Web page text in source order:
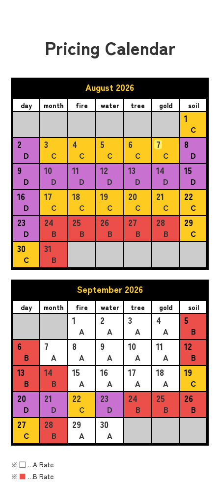
Pricing Calendar
August 2026
day month fire water tree gold soil
1
C
2
D
3
C
4
C
5
C
6
C
7
C
8
D
9
D
10
D
11
D
12
D
13
D
14
D
15
D
16
D
17
C
18
C
19
C
20
C
21
C
22
C
23
D
24
B
25
B
26
B
27
B
28
B
29
C
30
C
31
B
September 2026
day month fire water tree gold soil
1
A
2
A
3
A
4
A
5
B
6
B
7
A
8
A
9
A
10
A
11
A
12
B
13
B
14
B
15
A
16
A
17
A
18
A
19
C
20
D
21
D
22
C
23
D
24
B
25
B
26
B
27
C
28
B
29
A
30
A
※■ …A Rate
※ ■ …B Rate